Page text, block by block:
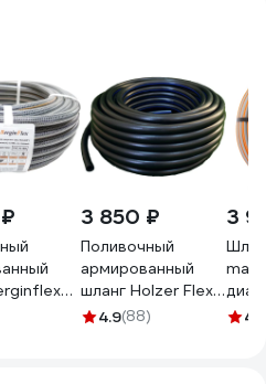
3 850 ₽
Поливочный
армированный
шланг Holzer Flexo
диам. 16 мм, длина
4.9(88)
3
мм,4.6